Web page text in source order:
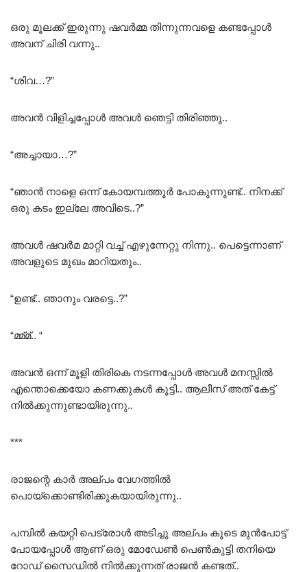
ഒരു മൂലക്ക് ഇരുന്നു ഷവർമ്മ തിന്നുന്നവളെ കണ്ടപ്പോൾ
അവന് ചിരി വന്നു..
“ശിവ…?”
അവൻ വിളിച്ചപ്പോൾ അവൾ ഞെട്ടി തിരിഞ്ഞു..
“അച്ചായാ…?”
“ഞാൻ നാളെ ഒന്ന് കോയമ്പത്തൂർ പോകുന്നുണ്ട്.. നിനക്ക്
ഒരു കടം ഇല്ലേ അവിടെ..?”
അവൾ ഷവർമ മാറ്റി വച്ച് എഴുന്നേറ്റു നിന്നു.. പെട്ടെന്നാണ്
അവളുടെ മുഖം മാറിയതും..
“ഉണ്ട്.. ഞാനും വരട്ടെ..?”
“മ്മ്മ്.. “
അവൻ ഒന്ന് മൂളി തിരികെ നടന്നപ്പോൾ അവൾ മനസ്സിൽ
എന്തൊക്കെയോ കണക്കുകൾ കൂട്ടി.. ആലീസ് അത് കേട്ട്
നിൽക്കുന്നുണ്ടായിരുന്നു..
***
രാജന്റെ കാർ അല്പം വേഗത്തിൽ
പൊയ്ക്കൊണ്ടിരിക്കുകയായിരുന്നു..
പമ്പിൽ കയറ്റി പെട്രോൾ അടിച്ചു അല്പം കൂടെ മുൻപോട്ട്
പോയപ്പോൾ ആണ് ഒരു മോഡേൺ പെൺകുട്ടി തനിയെ
റോഡ് സൈഡിൽ നിൽക്കുന്നത് രാജൻ കണ്ടത്..